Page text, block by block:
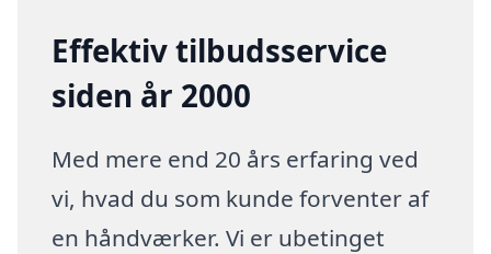
Effektiv tilbudsservice
siden år 2000
Med mere end 20 års erfaring ved
vi, hvad du som kunde forventer af
en håndværker. Vi er ubetinget